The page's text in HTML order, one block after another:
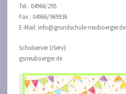
Tel.: 04966/295
Fax.: 04966/969936
E-Mail: info@grundschule-neuboerger.de
Schulserver (iServ):
gsneuboerger.de